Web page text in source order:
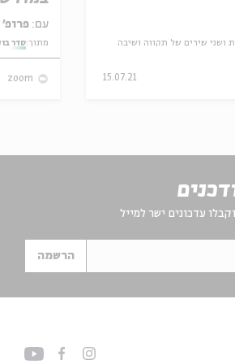
ושני שירים של תקווה ושיבה
15.07.21
עם: פרופ' אביגדור שנאן
מתוך:סדר
zoom
עדכונים ישר למייל
הרשמה